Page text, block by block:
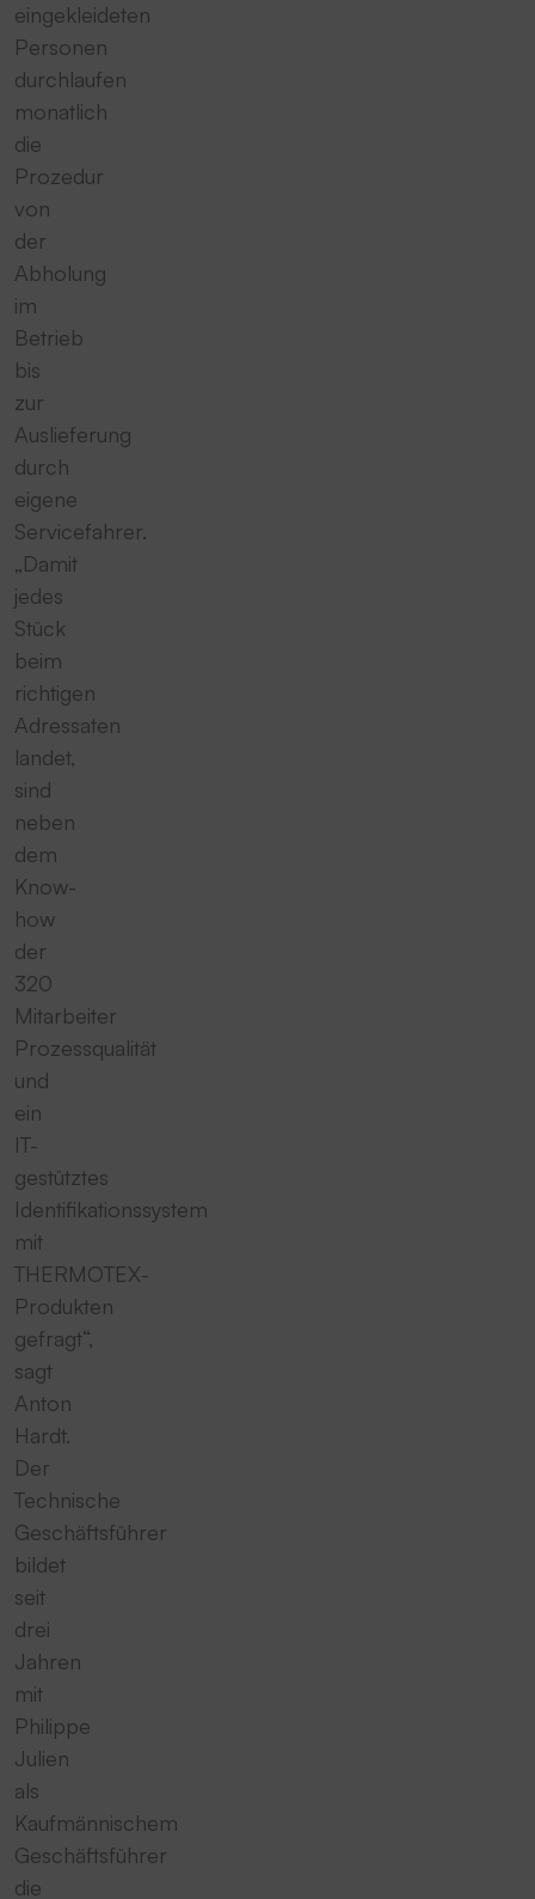
eingekleideten
Personen
durchlaufen
monatlich
die
Prozedur
von
der
Abholung
im
Betrieb
bis
zur
Auslieferung
durch
eigene
Servicefahrer.
„Damit
jedes
Stück
beim
richtigen
Adressaten
landet,
sind
neben
dem
Know-
how
der
320
Mitarbeiter
Prozessqualität
und
ein
IT-
gestütztes
Identifikationssystem
mit
THERMOTEX-
Produkten
gefragt“,
sagt
Anton
Hardt.
Der
Technische
Geschäftsführer
bildet
seit
drei
Jahren
mit
Philippe
Julien
als
Kaufmännischem
Geschäftsführer
die